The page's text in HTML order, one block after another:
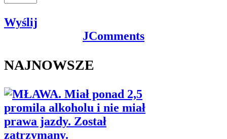
Wyślij
JComments
NAJNOWSZE